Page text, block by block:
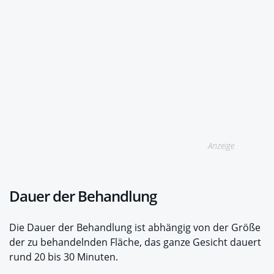
Anzeige
Dauer der Behandlung
Die Dauer der Behandlung ist abhängig von der Größe
der zu behandelnden Fläche, das ganze Gesicht dauert
rund 20 bis 30 Minuten.